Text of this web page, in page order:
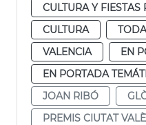
CULTURA Y FIESTAS
CULTURA
VALENCIA
EN
EN PORTADA
JOAN RIBÓ
PREMIS CIUTAT